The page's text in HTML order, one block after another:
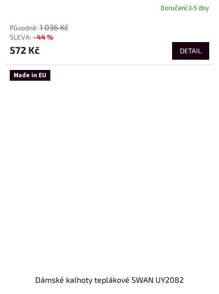
Doručení 3-5 dny
1 036 Kč
–44 %
572 Kč DETAIL
Made in EU
Dámské kalhoty teplákové SWAN UY2082